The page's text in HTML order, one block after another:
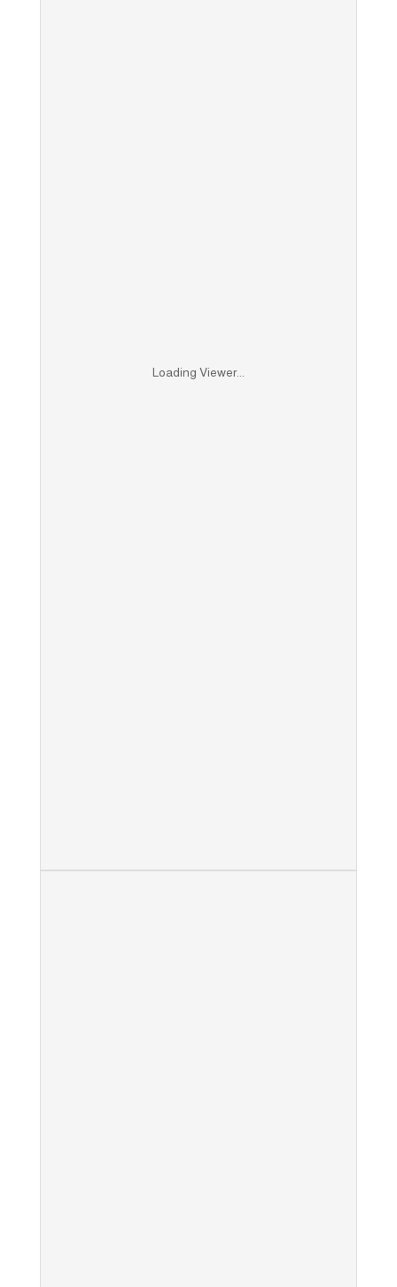
Loading Viewer...